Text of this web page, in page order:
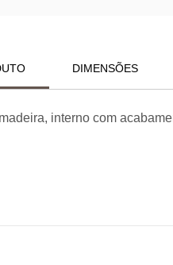
DIMENSÕES
interno com